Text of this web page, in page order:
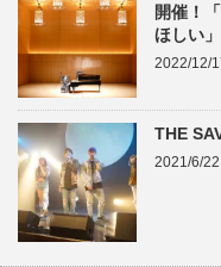
開催！
ほしい
2022/12/
THE
2021/6/22